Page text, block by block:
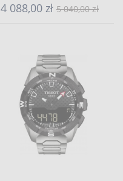
4 088,00 zł 5 040,00 zł